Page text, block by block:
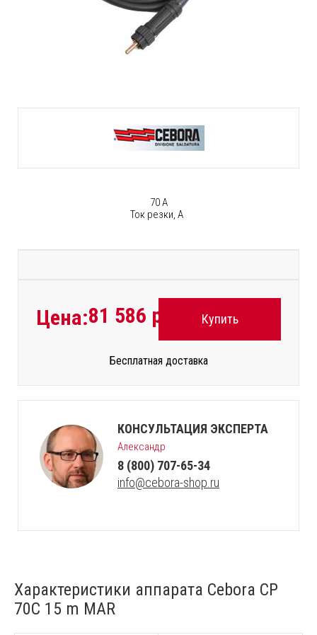
70 А
Ток резки, А
Цена:81 586 руб.
Бесплатная доставка
Купить
КОНСУЛЬТАЦИЯ ЭКСПЕРТА
Александр
8 (800) 707-65-34
info@cebora-shop.ru
Характеристики аппарата Cebora CP
70C 15 m MAR